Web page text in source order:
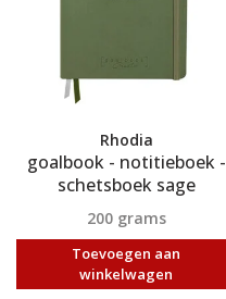
Rhodia
goalbook - notitieboek -
schetsboek sage
200 grams
Toevoegen aan
winkelwagen